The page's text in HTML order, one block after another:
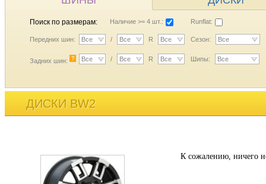
Поиск по размерам: Наличие >= 4 шт.: Runflat:
Передних шин: Все / Все R Все Сезон: Все
Задних шин: ? Все / Все R Все Шипы: Все
ДИСКИ BW2
К сожалению, ничего